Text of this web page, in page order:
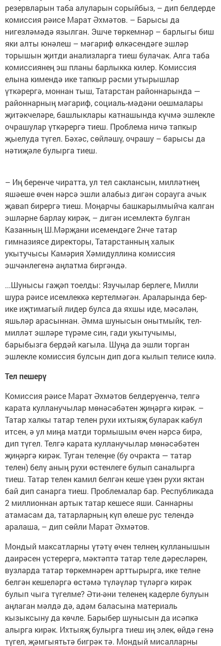
резервларын таба алуларын сорыйбыз, – дип белдерде
комиссия рәисе Марат Әхмәтов. – Барысы да
нигезләмәдә язылган. Эшче төркемнәр – барлыгы биш
яки алты юнәлеш – мәгариф өлкәсендәге эшләр
торышын җитди анализларга тиеш булачак. Алга таба
комиссиянең эш планы барлыкка килер. Комиссия
елына кимендә ике тапкыр рәсми утырышлар
үткәрергә, моннан тыш, Татарстан районнарында —
районнарның мәгариф, социаль-мәдәни оешмалары
җитәкчеләре, башлыклары катнашында күчмә эшлекле
очрашулар үткәрергә тиеш. Проблема ничә тапкыр
җыелуда түгел. Бәхәс, сөйләшү, очрашу – барысы да
нәтиҗәле булырга тиеш.
– Иң беренче чиратта, ул тел саклансын, милләтнең
яшәеше өчен нәрсә эшли алабыз дигән сорауга ачык
җавап бирергә тиеш. Моңарчы башкарылмыйча калган
эшләрне барлау кирәк, – дигән исемлектә булган
Казанның Ш.Мәрҗани исемендәге 2нче татар
гимназиясе директоры, Татарстанның халык
укытучысы Камәрия Хәмидуллина комиссия
эшчәнлегенә аңлатма биргәндә.
...Шунысы гаҗәп тоелды: Язучылар берлеге, Милли
шура рәисе исемлеккә кертелмәгән. Араларында бер-
ике иҗтимагый лидер булса да яхшы иде, мәсәлән,
яшьләр арасыннан. Әмма шунысын онытмыйк, тел-
милләт эшләре түрәме син, гади укытучымы,
барыбызга бердәй кагыла. Шуңа да эшли торган
эшлекле комиссия булсын дип дога кылып телисе килә.
Тел пешерү
Комиссия рәисе Марат Әхмәтов белдерүенчә, телгә
карата кулланучылар мөнәсәбәтен җиңәргә кирәк. –
Татар халкы татар телен рухи ихтыяҗ буларак кабул
итсен, ә ул миңа матди тормышым өчен нәрсә бирә,
дип түгел. Телгә карата кулланучылар мөнәсәбәтен
җиңәргә кирәк. Туган телеңне (бу очракта — татар
телен) белү аның рухи өстенлеге булып саналырга
тиеш. Татар телен камил белгән кеше үзен рухи яктан
бай дип санарга тиеш. Проблемалар бар. Республикада
2 миллионнан артык татар кешесе яши. Саннарны
атамасам да, татарларның күп өлеше рус телендә
аралаша, – дип сөйли Марат Әхмәтов.
Мондый максатларны үтәтү өчен телнең кулланышын
даирәсен үстерергә, мәктәптә татар теле дәресләрен,
вузларда татар төркемнәрен арттырырга, ике телне
белгән кешеләргә өстәмә түләүләр түләргә кирәк
булып чыга түгелме? Әти-әни теленең кадерле булуын
аңлаган мәлдә дә, адәм баласына материаль
кызыксыну да көчле. Барыбер шунысын да исәпкә
алырга кирәк. Ихтыяҗ булырга тиеш иң элек, өйдә генә
түгел, җәмгыятьтә бигрәк тә. Мондый мисалларны